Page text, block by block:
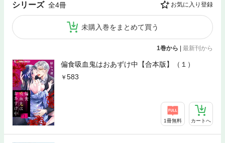
シリーズ 全4冊 お気に入り登録
未購入巻をまとめて買う
1巻から 最新刊から
偏食吸血鬼はおあずけ中【合本版】（１）
583
1冊無料 カートへ